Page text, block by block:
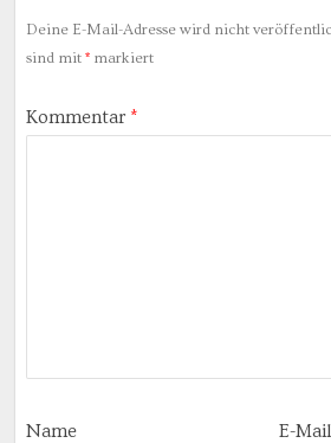
Deine E-Mail-Adresse wird nicht
sind mit *markiert
Kommentar *
Name E-